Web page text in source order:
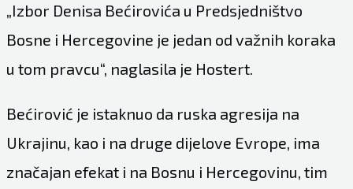
„Izbor Denisa Bećirovića u Predsjedništvo
Bosne i Hercegovine je jedan od važnih koraka
u tom pravcu“, naglasila je Hostert.
Bećirović je istaknuo da ruska agresija na
Ukrajinu, kao i na druge dijelove Evrope, ima
značajan efekat i na Bosnu i Hercegovinu, tim